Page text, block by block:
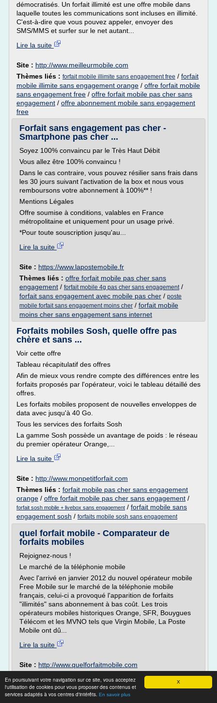
X
En poursuivant votre navigation sur ce site, vous acceptez
l'utilisation de cookies pour vous proposer des contenus et
services adaptés à vos centres d'intérêts. En savoir plus
démocratisés. Un forfait illimité est une offre mobile dans
laquelle toutes les communications sont incluses en illimité.
C'est-à-dire que vous pouvez appeler, envoyer des
SMS/MMS et surfer sur le net autant...
Lire la suite
Site : http://www.meilleurmobile.com
Thèmes liés : forfait mobile illimite sans engagement free / forfait
mobile illimite sans engagement orange / offre forfait mobile
sans engagement free / offre forfait mobile pas cher sans
engagement / offre abonnement mobile sans engagement
free
Forfait sans engagement pas cher -
Smartphone pas cher ...
Soyez 100% convaincu par le Très Haut Débit
Vous allez être 100% convaincu !
Dans le cas contraire, vous pouvez résilier sans frais dans
les 30 jours suivant l'activation de la box et nous vous
remboursons votre abonnement à 100%** !
Mentions Légales
Offre soumise à conditions, valables en France
métropolitaine et uniquement pour un usage privé.
*Pour toute souscription jusqu'au...
Lire la suite
Site : https://www.lapostemobile.fr
Thèmes liés : offre forfait mobile pas cher sans
engagement / forfait mobile 4g pas cher sans engagement/
forfait sans engagement avec mobile pas cher / poste
mobile forfait sans engagement moins cher / forfait mobile
moins cher sans engagement sans internet
Forfaits mobiles Sosh, quelle offre pas
chère et sans ...
Voir cette offre
Tableau récapitulatif des offres
Afin de mieux vous rendre compte des différences entre les
forfaits proposés par l'opérateur, voici le tableau détaillé des
offres.
Les forfaits mobiles proposent de nouvelles enveloppes de
data avec jusqu'à 40 Go.
Tous les services des forfaits Sosh
La gamme Sosh possède un avantage de poids : le réseau
du premier opérateur Orange,...
Lire la suite
Site : http://www.monpetitforfait.com
Thèmes liés : forfait mobile pas cher sans engagement
orange / offre forfait mobile pas cher sans engagement /
forfait sosh mobile + livebox sans engagement / forfait mobile sans
engagement sosh / forfaits mobile sosh sans engagement
quel forfait mobile - Comparateur de
forfaits mobiles
Rejoignez-nous !
Le marché de la téléphonie mobile
Avec l'arrivé en janvier 2012 du nouvel opérateur mobile
Free Mobile sur le marché de la téléphonie mobile
français, celui-ci a provoqué l'apparition de forfaits
"illimités" sans abonnement à bas coût. Les trois
opérateurs mobiles historiques Orange, SFR, Bouygues
Télécom et les MVNO tels que Virgin Mobile, La Poste
Mobile ont dû...
Lire la suite
Site : http://www.quelforfaitmobile.com
comparatif forfait mobile carte prepayee/
comparatif operateur mobile carte prepayee/
comparatif forfait
mobile sans engagement orange /forfaits mobile sosh sans